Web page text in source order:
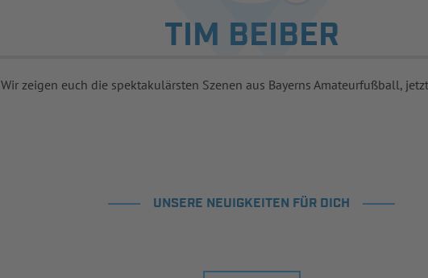
TIM BEIBER
Wir zeigen euch die spektakulärsten Szenen aus Bayerns Amateurfußball,
UNSERE NEUIGKEITEN FÜR DICH